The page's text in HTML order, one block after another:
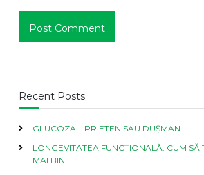
Recent Posts
GLUCOZA – PRIETEN SAU DUȘMAN
LONGEVITATEA FUNCȚIONALĂ: CUM SĂ
MAI BINE